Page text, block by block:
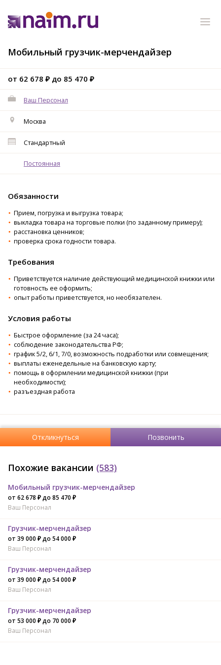
Мобильный грузчик-мерчендайзер
от 62 678 ₽ до 85 470 ₽
Ваш Персонал
Москва
Стандартный
Постоянная
Обязанности
Прием, погрузка и выгрузка товара;
выкладка товара на торговые полки (по заданному примеру);
расстановка ценников;
проверка срока годности товара.
Требования
Приветствуется наличие действующий медицинской книжки или
готовность ее оформить;
опыт работы приветствуется, но необязателен.
Условия работы
Быстрое оформление (за 24 часа);
соблюдение законодательства РФ;
график 5/2, 6/1, 7/0, возможность подработки или совмещения;
выплаты еженедельные на банковскую карту;
помощь в оформлении медицинской книжки (при
необходимости);
разъездная работа
Откликнуться Позвонить
Похожие вакансии (583)
Мобильный грузчик-мерчендайзер
от 62 678 ₽ до 85 470 ₽
Ваш Персонал
Грузчик-мерчендайзер
от 39 000 ₽ до 54 000 ₽
Ваш Персонал
Грузчик-мерчендайзер
от 39 000 ₽ до 54 000 ₽
Ваш Персонал
Грузчик-мерчендайзер
от 53 000 ₽ до 70 000 ₽
Ваш Персонал